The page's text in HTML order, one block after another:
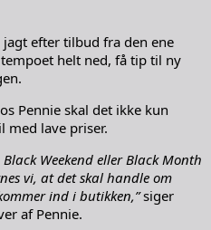
efter tilbud fra den ene
helt ned, få tip til ny
Pennie skal det ikke kun
lave priser.
Weekend eller Black Month
vi, at det skal handle om
ind i butikken,”siger
af Pennie.